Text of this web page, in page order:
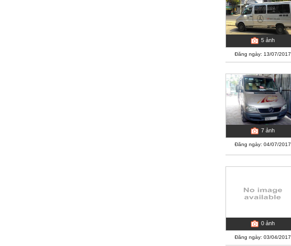
5 ảnh
Đăng ngày: 13/07/2017
7 ảnh
Đăng ngày: 04/07/2017
0 ảnh
Đăng ngày: 03/04/2017